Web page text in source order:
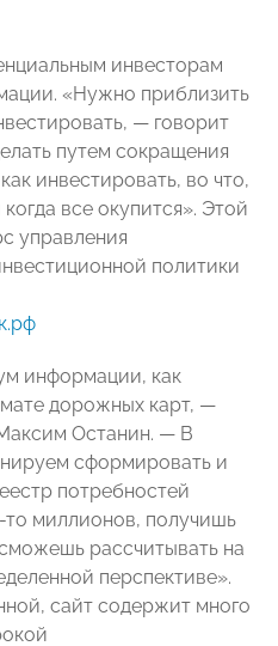
инвесторам
«Нужно приблизить
— говорит
путем сокращения
инвестировать, во что,
все окупится». Этой
управления
политики
информации, как
дорожных карт, —
Останин. — В
сформировать и
потребностей
миллионов, получишь
рассчитывать на
перспективе».
сайт содержит много